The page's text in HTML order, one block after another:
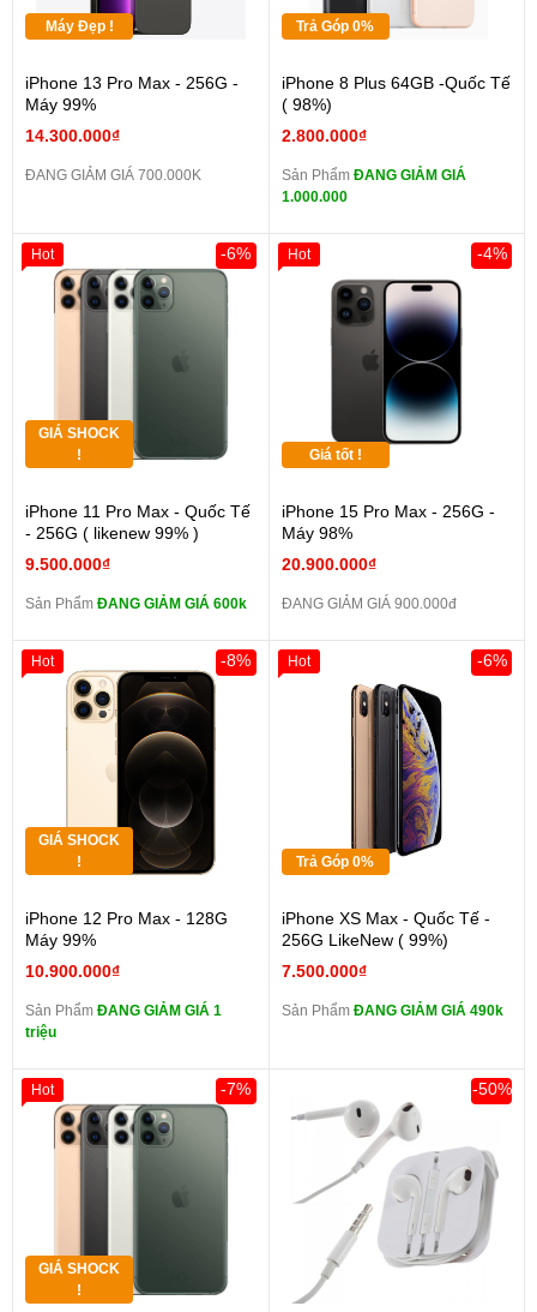
Máy Đẹp !
iPhone 13 Pro Max - 256G -
Máy 99%
14.300.000₫
ĐANG GIẢM GIÁ 700.000K
Trả Góp 0%
iPhone 8 Plus 64GB -Quốc Tế
( 98%)
2.800.000₫
Sản Phẩm ĐANG GIẢM GIÁ
1.000.000
GIÁ SHOCK
!
iPhone 11 Pro Max - Quốc Tế
- 256G ( likenew 99% )
9.500.000₫
-6%
Sản Phẩm ĐANG GIẢM GIÁ 600k
Hot
Giá tốt !
iPhone 15 Pro Max - 256G -
Máy 98%
20.900.000₫
-4%
ĐANG GIẢM GIÁ 900.000đ
Hot
GIÁ SHOCK
!
iPhone 12 Pro Max - 128G
Máy 99%
10.900.000₫
-8%
Sản Phẩm ĐANG GIẢM GIÁ 1
triệu
Hot
Trả Góp 0%
iPhone XS Max - Quốc Tế -
256G LikeNew ( 99%)
7.500.000₫
-6%
Sản Phẩm ĐANG GIẢM GIÁ 490k
Hot
GIÁ SHOCK
!
-7%
Hot -50%